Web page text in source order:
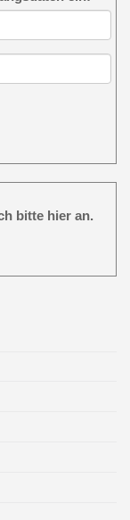
bitte hier an.